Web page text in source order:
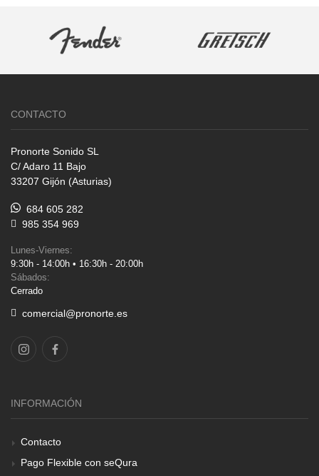
CONTACTO
Pronorte Sonido SL
C/ Adaro 11 Bajo
33207 Gijón (Asturias)
684 605 282
985 354 969
Lunes-Viernes:
9:30h - 14:00h • 16:30h - 20:00h
Sábados:
Cerrado
comercial@pronorte.es
INFORMACIÓN
Contacto
Pago Flexible con seQura